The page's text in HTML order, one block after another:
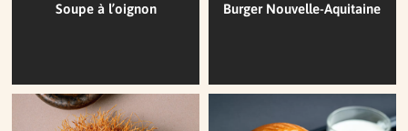
Soupe à l’oignon Burger Nouvelle-Aquitaine